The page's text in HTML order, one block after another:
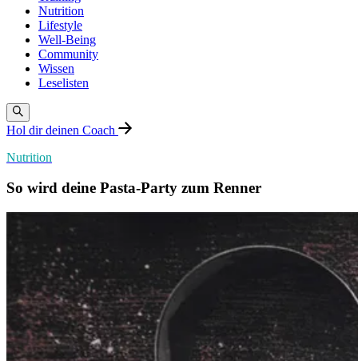
Nutrition
Lifestyle
Well-Being
Community
Wissen
Leselisten
Hol dir deinen Coach
Nutrition
So wird deine Pasta-Party zum Renner